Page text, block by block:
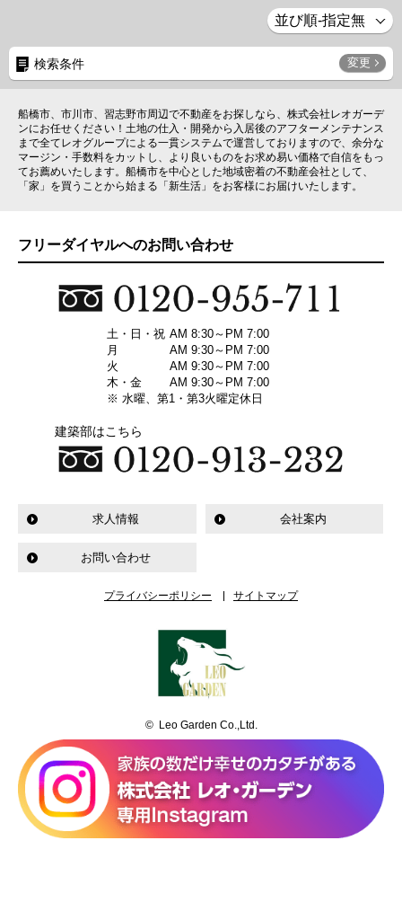
検索条件 変更
船橋市、市川市、習志野市周辺で不動産をお探しなら、株式会社レオガーデ
ンにお任せください！土地の仕入・開発から入居後のアフターメンテナンス
まで全てレオグループによる一貫システムで運営しておりますので、余分な
マージン・手数料をカットし、より良いものをお求め易い価格で自信をもっ
てお薦めいたします。船橋市を中心とした地域密着の不動産会社として、
「家」を買うことから始まる「新生活」をお客様にお届けいたします。
フリーダイヤルへのお問い合わせ
土・日・祝 AM 8:30～PM 7:00
月
AM 9:30～PM 7:00
火
AM 9:30～PM 7:00
木・金
AM 9:30～PM 7:00
※ 水曜、第1・第3火曜定休日
建築部はこちら
求人情報 会社案内
お問い合わせ
プライバシーポリシー サイトマップ
© Leo Garden Co.,Ltd.